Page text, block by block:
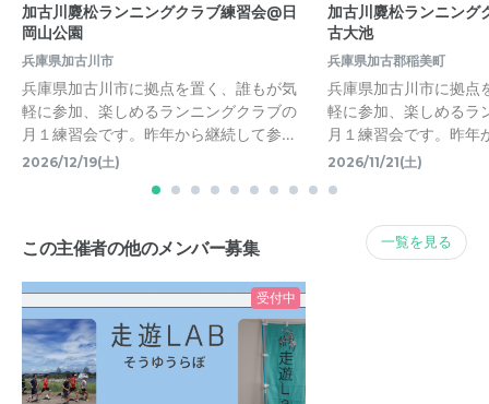
加古川麑松ランニングクラブ練習会@日
岡山公園
兵庫県加古川市
兵庫県加古川市に拠点を置く、誰もが気
軽に参加、楽しめるランニングクラブの
月１練習会です。昨年から継続して参…
2026/12/19(土)
加古川麑松ランニング
古大池
兵庫県加古郡稲美町
兵庫県加古川市に拠点
軽に参加、楽しめるラ
月１練習会です。昨
2026/11/21(土)
この主催者の他のメンバー募集 一覧を見る
受付中